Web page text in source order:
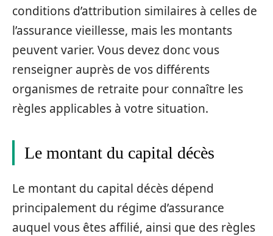
conditions d’attribution similaires à celles de
l’assurance vieillesse, mais les montants
peuvent varier. Vous devez donc vous
renseigner auprès de vos différents
organismes de retraite pour connaître les
règles applicables à votre situation.
Le montant du capital décès
Le montant du capital décès dépend
principalement du régime d’assurance
auquel vous êtes affilié, ainsi que des règles